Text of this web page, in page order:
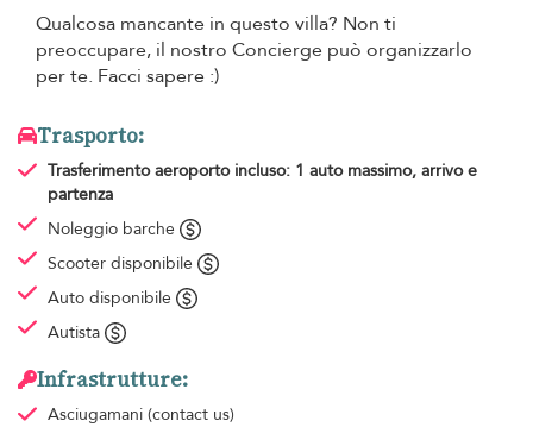
Qualcosa mancante in questo villa? Non ti
preoccupare, il nostro Concierge può organizzarlo
per te. Facci sapere :)
Trasporto:
Trasferimento aeroporto incluso: 1 auto massimo, arrivo e
partenza
Noleggio barche
Scooter disponibile
Auto disponibile
Autista
Infrastrutture:
Asciugamani (contact us)